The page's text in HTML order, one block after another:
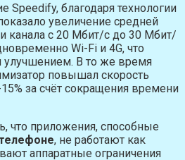
Speedify, благодаря технологии
увеличение средней
канала с 20 Мбит/с до 30 Мбит/
Wi-Fi и 4G, что
улучшением. В то же время
повышал скорость
за счёт сокращения времени
что приложения, способные
, не работают как
аппаратные ограничения